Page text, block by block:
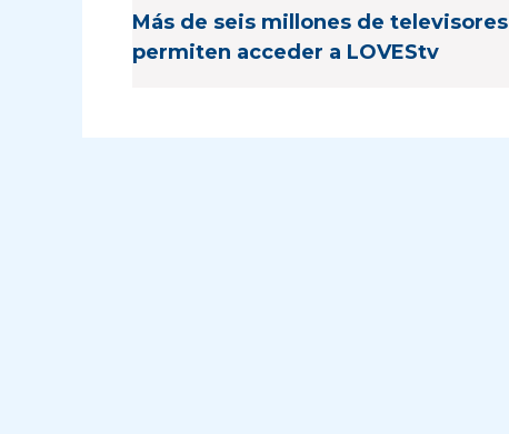
Más de seis millones de televisores
permiten acceder a LOVEStv